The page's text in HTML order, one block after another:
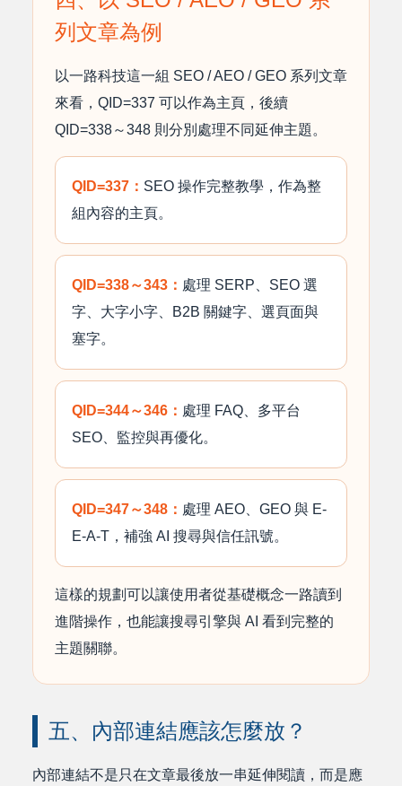
列文章為例
以一路科技這一組 SEO / AEO / GEO 系列文章
來看，QID=337 可以作為主頁，後續
QID=338～348 則分別處理不同延伸主題。
QID=337： SEO 操作完整教學，作為整
組內容的主頁。
QID=338～343： 處理 SERP、SEO 選
字、大字小字、B2B 關鍵字、選頁面與
塞字。
QID=344～346： 處理 FAQ、多平台
SEO、監控與再優化。
QID=347～348： 處理 AEO、GEO 與 E-
E-A-T，補強 AI 搜尋與信任訊號。
這樣的規劃可以讓使用者從基礎概念一路讀到
進階操作，也能讓搜尋引擎與 AI 看到完整的
主題關聯。
五、內部連結應該怎麼放？
內部連結不是只在文章最後放一串延伸閱讀，而是應